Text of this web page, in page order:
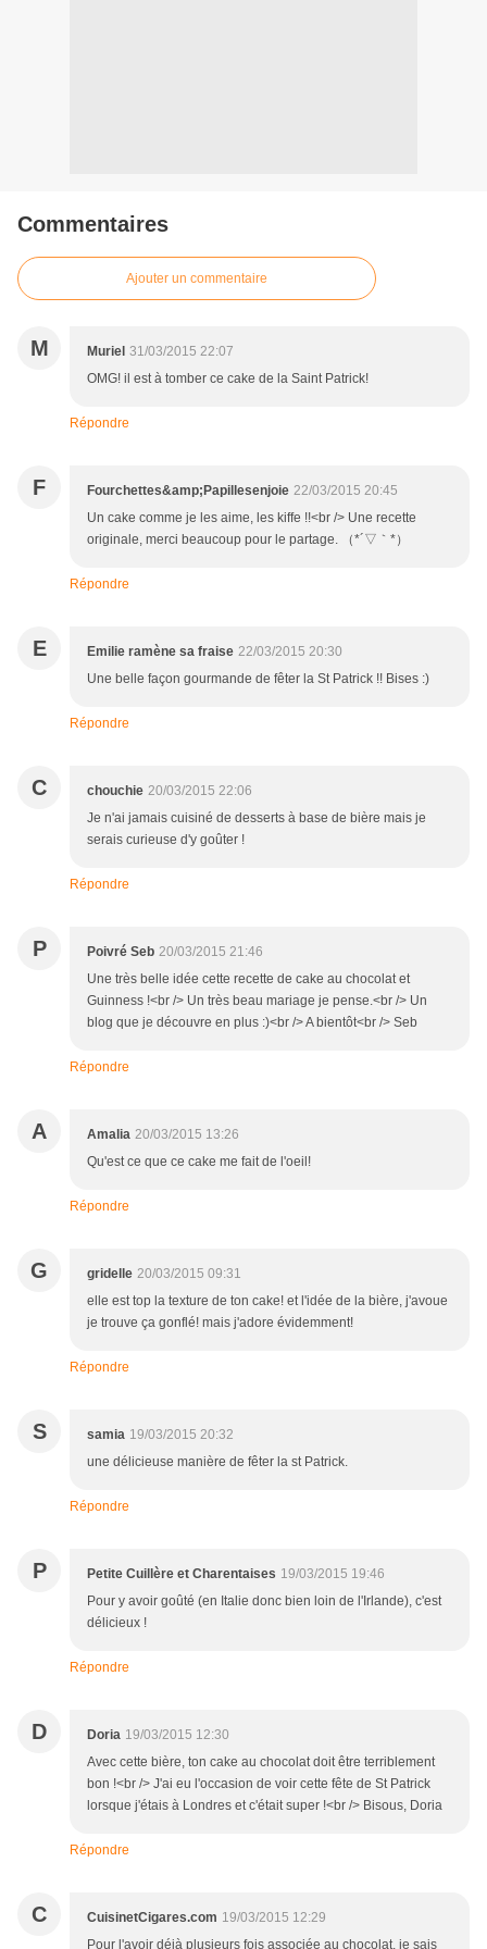
Commentaires
Ajouter un commentaire
M Muriel 31/03/2015 22:07
OMG! il est à tomber ce cake de la Saint Patrick!
Répondre
F Fourchettes&amp;Papillesenjoie 22/03/2015 20:45
Un cake comme je les aime, les kiffe !!<br /> Une recette
originale, merci beaucoup pour le partage. （*´▽｀*）
Répondre
E Emilie ramène sa fraise 22/03/2015 20:30
Une belle façon gourmande de fêter la St Patrick !! Bises :)
Répondre
C chouchie 20/03/2015 22:06
Je n'ai jamais cuisiné de desserts à base de bière mais je
serais curieuse d'y goûter !
Répondre
P Poivré Seb 20/03/2015 21:46
Une très belle idée cette recette de cake au chocolat et
Guinness !<br /> Un très beau mariage je pense.<br /> Un
blog que je découvre en plus :)<br /> A bientôt<br /> Seb
Répondre
A Amalia 20/03/2015 13:26
Qu'est ce que ce cake me fait de l'oeil!
Répondre
G gridelle 20/03/2015 09:31
elle est top la texture de ton cake! et l'idée de la bière, j'avoue
je trouve ça gonflé! mais j'adore évidemment!
Répondre
S samia 19/03/2015 20:32
une délicieuse manière de fêter la st Patrick.
Répondre
P Petite Cuillère et Charentaises 19/03/2015 19:46
Pour y avoir goûté (en Italie donc bien loin de l'Irlande), c'est
délicieux !
Répondre
D Doria 19/03/2015 12:30
Avec cette bière, ton cake au chocolat doit être terriblement
bon !<br /> J'ai eu l'occasion de voir cette fête de St Patrick
lorsque j'étais à Londres et c'était super !<br /> Bisous, Doria
Répondre
C CuisinetCigares.com 19/03/2015 12:29
Pour l'avoir déjà plusieurs fois associée au chocolat, je sais